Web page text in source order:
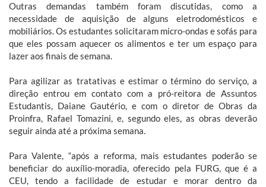
Outras demandas também foram discutidas, como a
necessidade de aquisição de alguns eletrodomésticos e
mobiliários. Os estudantes solicitaram micro-ondas e sofás para
que eles possam aquecer os alimentos e ter um espaço para
lazer aos finais de semana.
Para agilizar as tratativas e estimar o término do serviço, a
direção entrou em contato com a pró-reitora de Assuntos
Estudantis, Daiane Gautério, e com o diretor de Obras da
Proinfra, Rafael Tomazini, e, segundo eles, as obras deverão
seguir ainda até a próxima semana.
Para Valente, “após a reforma, mais estudantes poderão se
beneficiar do auxílio-moradia, oferecido pela FURG, que é a
CEU, tendo a facilidade de estudar e morar dentro da